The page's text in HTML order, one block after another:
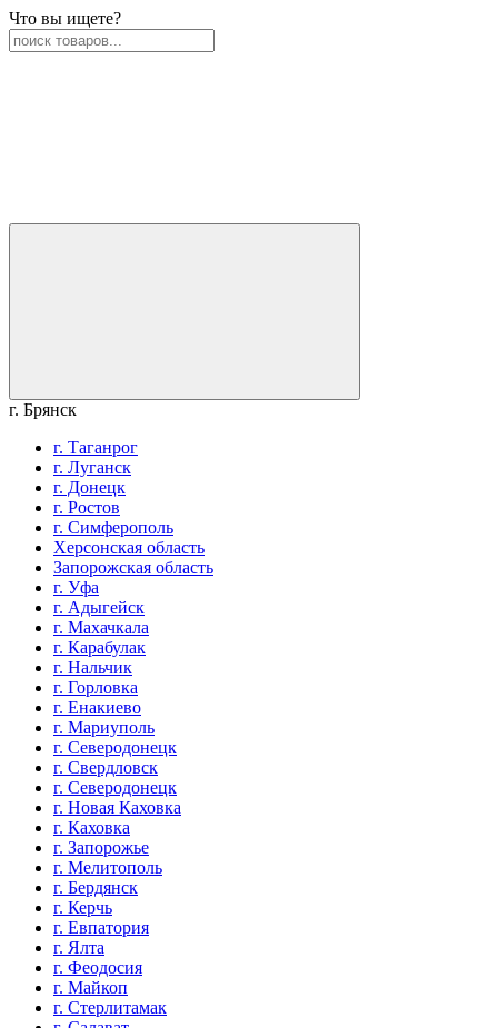
Что вы ищете?
г. Брянск
г. Таганрог
г. Луганск
г. Донецк
г. Ростов
г. Симферополь
Херсонская область
Запорожская область
г. Уфа
г. Адыгейск
г. Махачкала
г. Карабулак
г. Нальчик
г. Горловка
г. Енакиево
г. Мариуполь
г. Северодонецк
г. Свердловск
г. Северодонецк
г. Новая Каховка
г. Каховка
г. Запорожье
г. Мелитополь
г. Бердянск
г. Керчь
г. Евпатория
г. Ялта
г. Феодосия
г. Майкоп
г. Стерлитамак